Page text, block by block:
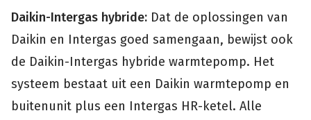
Daikin-Intergas hybride: Dat de oplossingen van
Daikin en Intergas goed samengaan, bewijst ook
de Daikin-Intergas hybride warmtepomp. Het
systeem bestaat uit een Daikin warmtepomp en
buitenunit plus een Intergas HR-ketel. Alle